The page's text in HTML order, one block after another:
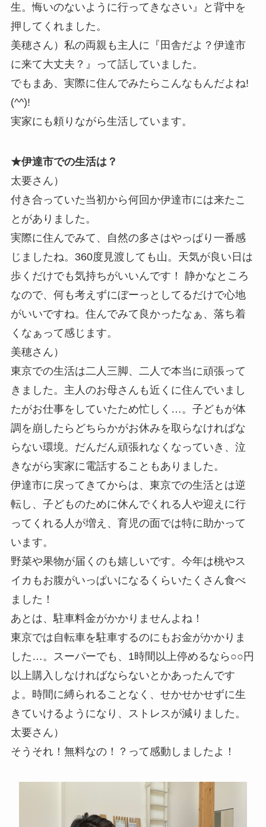
生。悔いのないように行ってきなさい』と背中を
押してくれました。
美穂さん）私の両親も主人に『田舎だよ？伊達市
に来て大丈夫？』って話していました。
でもまあ、実際に住んでみたらこんなもんだよね!
(^^)!
実家にも頼りながら生活しています。
★伊達市での生活は？
太要さん）
付き合っていた当初から何回か伊達市には来たこ
とがありました。
実際に住んでみて、自然の多さはやっぱり一番感
じましたね。360度見渡しても山。天気が良い日は
歩くだけでも気持ちがいいんです！ 静かなところ
なので、何も考えずにぼーっとしてるだけで心地
がいいですね。住んでみて良かったなぁ、落ち着
くなぁって感じます。
美穂さん）
東京での生活は二人三脚、二人で本当に頑張って
きました。主人のお母さんも近くに住んでいまし
たがお仕事をしていたため忙しく…。子どもが体
調を崩したらどちらかがお休みを取らなければな
らない環境。だんだん頑張れなくなっていき、泣
きながら実家に電話することもありました。
伊達市に戻ってきてからは、東京での生活とは逆
転し、子どものために休んでくれる人や迎えに行
ってくれる人が増え、育児の面では特に助かって
います。
野菜や果物が届くのも嬉しいです。今年は桃やス
イカもお腹がいっぱいになるくらいたくさん食べ
ました！
あとは、駐車料金がかかりませんよね！
東京では自転車を駐車するのにもお金がかかりま
した…。スーパーでも、1時間以上停めるなら○○円
以上購入しなければならないとかあったんです
よ。時間に縛られることなく、せかせかせずに生
きていけるようになり、ストレスが減りました。
太要さん）
そうそれ！無料なの！？って感動しましたよ！